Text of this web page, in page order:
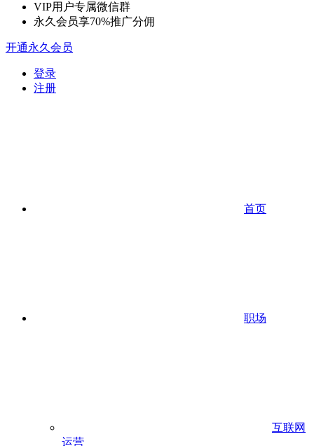
VIP用户专属微信群
永久会员享70%推广分佣
开通永久会员
登录
注册
首页
职场
互联网
运营